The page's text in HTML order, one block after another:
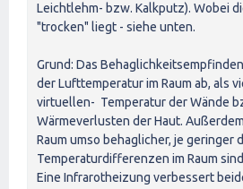
Leichtlehm- bzw. Kalkputz). Wobei
"trocken" liegt - siehe unten.
Grund: Das
der Lufttemperatur im Raum ab, als
virtuellen- Temperatur der Wände
Wärmeverlusten der Haut.
Raum umso behaglicher, je geringer
Temperaturdifferenzen im Raum
Eine Infrarotheizung verbessert